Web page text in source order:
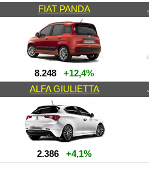
FIAT PANDA
8.248
+12,4%
ALFA GIULIETTA
2.386 +4,1%